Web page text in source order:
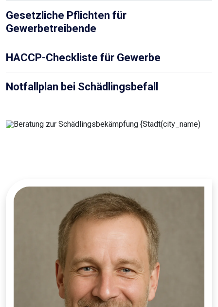
Gesetzliche Pflichten für
Gewerbetreibende
HACCP-Checkliste für Gewerbe
Notfallplan bei Schädlingsbefall